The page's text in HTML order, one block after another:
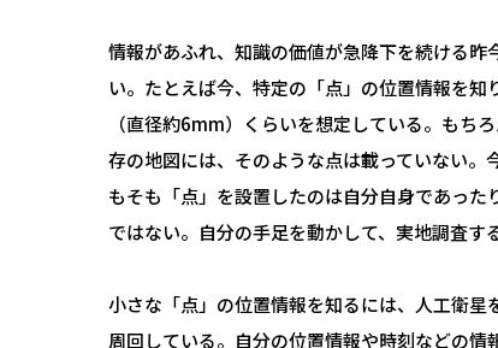
情報があふれ、知識の価値が急降下を続ける
い。たとえば今、特定の「点」の位置情報を
（直径約6mm）くらいを想定している。もち
存の地図には、そのような点は載っていない
もそも「点」を設置したのは自分自身であっ
ではない。自分の手足を動かして、実地調査す
小さな「点」の位置情報を知るには、人工衛
周回している。自分の位置情報や時刻などの